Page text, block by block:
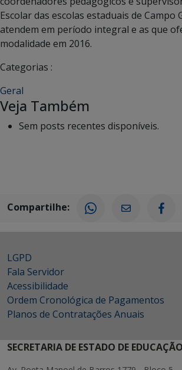
Escolar das escolas estaduais de Campo
atendem em período integral e as que
modalidade em 2016.
Categorias :
Geral
Veja Também
Sem posts recentes disponíveis.
Compartilhe:
LGPD
Fala Servidor
Acessibilidade
Ordem Cronológica de Pagamentos
Planos de Contratações Anuais
SECRETARIA DE ESTADO DE EDUCAÇÃO